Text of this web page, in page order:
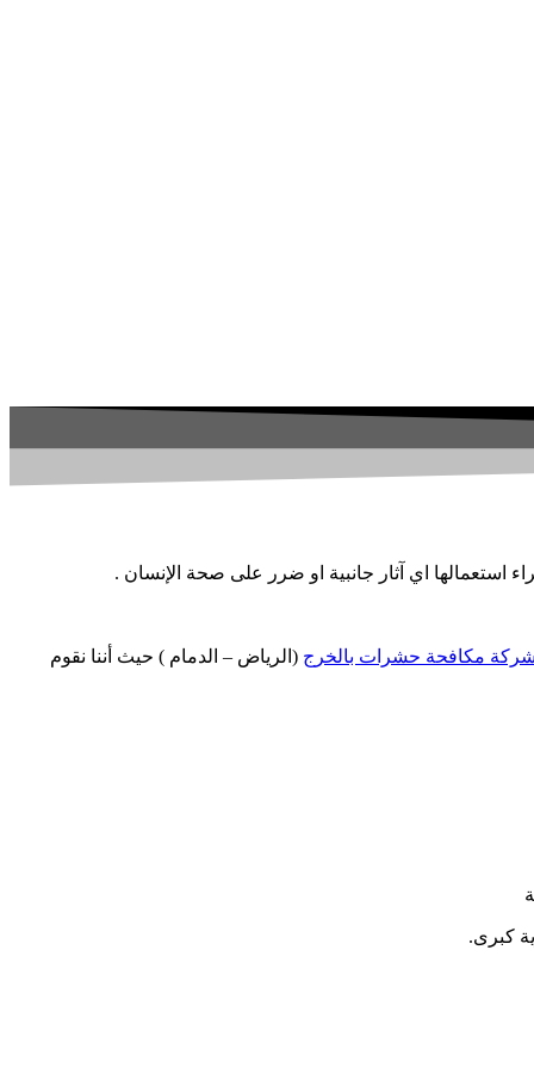
اي آثار جانبية او ضرر على صحة الإنسان .
مكافحة حشرات بالخرج (الرياض – الدمام ) حيث أننا نقوم
كبرى.